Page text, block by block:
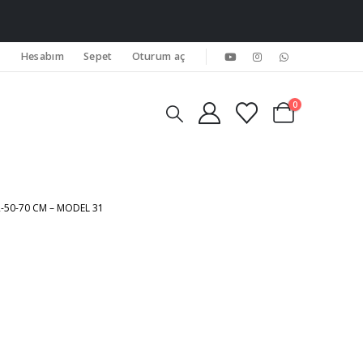
Hesabım Sepet Oturum aç
0
70 CM – MODEL 31